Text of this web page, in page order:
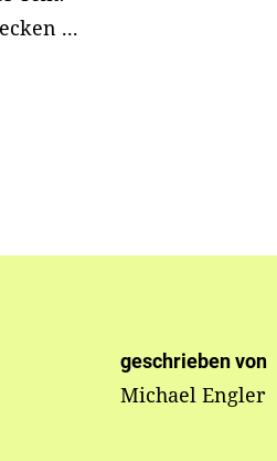
...
geschrieben von
Michael Engler